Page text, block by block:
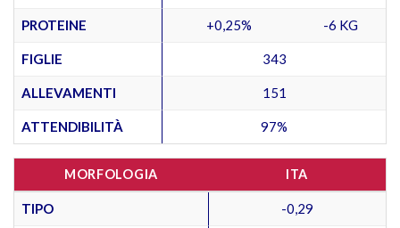
PROTEINE +0,25% -6 KG
FIGLIE 343
ALLEVAMENTI 151
ATTENDIBILITÀ 97%
MORFOLOGIA ITA
TIPO -0,29